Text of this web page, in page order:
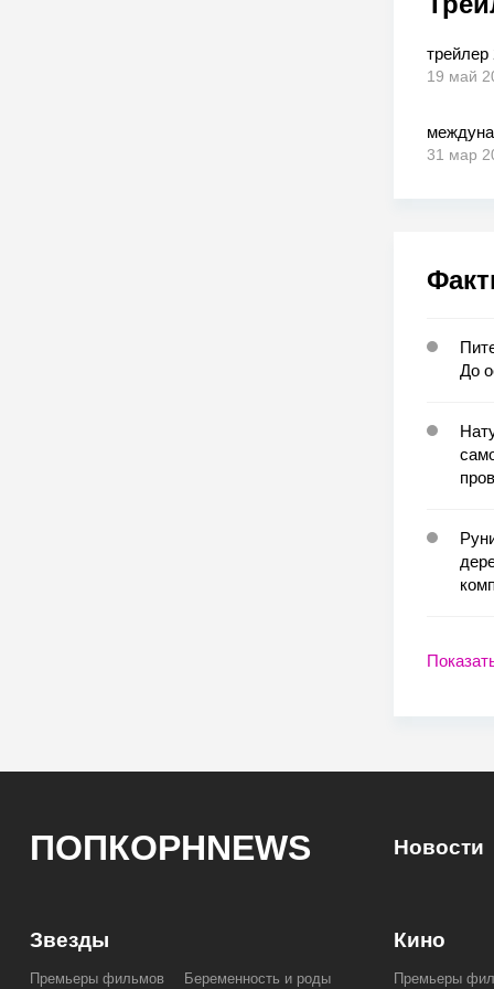
трейлер
19 май
31 мар
До
ПОПКОРНNEWS Новости
Звезды
Премьеры фильмов Беременность и роды
Кино
Премьеры